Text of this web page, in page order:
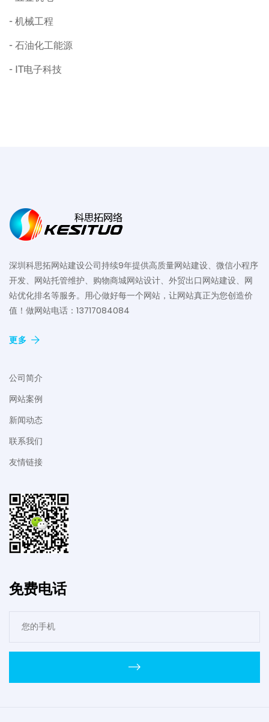
机械工程
石油化工能源
IT电子科技
深圳科思拓网站建设公司持续9年提供高质量网站建设、微信小程序
开发、网站托管维护、购物商城网站设计、外贸出口网站建设、网
站优化排名等服务。用心做好每一个网站，让网站真正为您创造价
值！做网站电话：13717084084
更多
公司简介
网站案例
新闻动态
联系我们
友情链接
免费电话